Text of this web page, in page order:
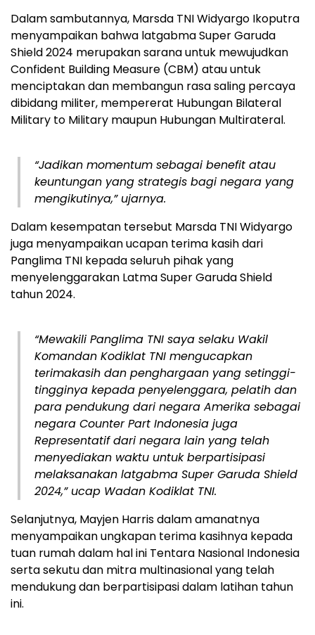
Dalam sambutannya, Marsda TNI Widyargo Ikoputra
menyampaikan bahwa latgabma Super Garuda
Shield 2024 merupakan sarana untuk mewujudkan
Confident Building Measure (CBM) atau untuk
menciptakan dan membangun rasa saling percaya
dibidang militer, mempererat Hubungan Bilateral
Military to Military maupun Hubungan Multirateral.
“Jadikan momentum sebagai benefit atau
keuntungan yang strategis bagi negara yang
mengikutinya,” ujarnya.
Dalam kesempatan tersebut Marsda TNI Widyargo
juga menyampaikan ucapan terima kasih dari
Panglima TNI kepada seluruh pihak yang
menyelenggarakan Latma Super Garuda Shield
tahun 2024.
“Mewakili Panglima TNI saya selaku Wakil
Komandan Kodiklat TNI mengucapkan
terimakasih dan penghargaan yang setinggi-
tingginya kepada penyelenggara, pelatih dan
para pendukung dari negara Amerika sebagai
negara Counter Part Indonesia juga
Representatif dari negara lain yang telah
menyediakan waktu untuk berpartisipasi
melaksanakan latgabma Super Garuda Shield
2024,” ucap Wadan Kodiklat TNI.
Selanjutnya, Mayjen Harris dalam amanatnya
menyampaikan ungkapan terima kasihnya kepada
tuan rumah dalam hal ini Tentara Nasional Indonesia
serta sekutu dan mitra multinasional yang telah
mendukung dan berpartisipasi dalam latihan tahun
ini.